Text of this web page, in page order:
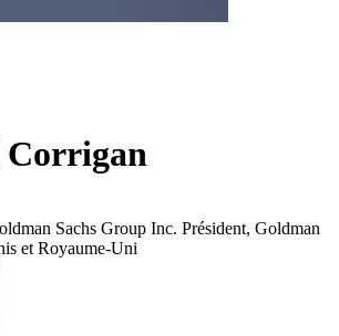
Corrigan
Sachs Group Inc. Président, Goldman
et Royaume-Uni